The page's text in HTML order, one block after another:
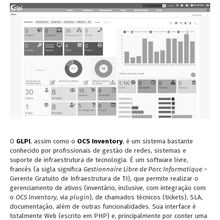
O GLPI, assim como o OCS Inventory, é um sistema bastante
conhecido por profissionais de gestão de redes, sistemas e
suporte de infraestrutura de tecnologia. É um software livre,
francês (a sigla significa Gestionnaire Libre de Parc Informatique –
Gerente Gratuito de Infraestrutura de TI), que permite realizar o
gerenciamento de ativos (inventário, inclusive, com integração com
o OCS Inventory, via plugin), de chamados técnicos (tickets), SLA,
documentação, além de outras funcionalidades. Sua interface é
totalmente Web (escrito em PHP) e, principalmente por conter uma